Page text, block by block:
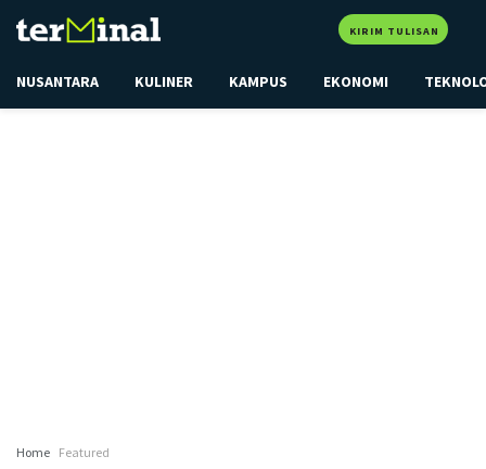
KIRIM TULISAN
NUSANTARA KULINER KAMPUS EKONOMI
Home Featured